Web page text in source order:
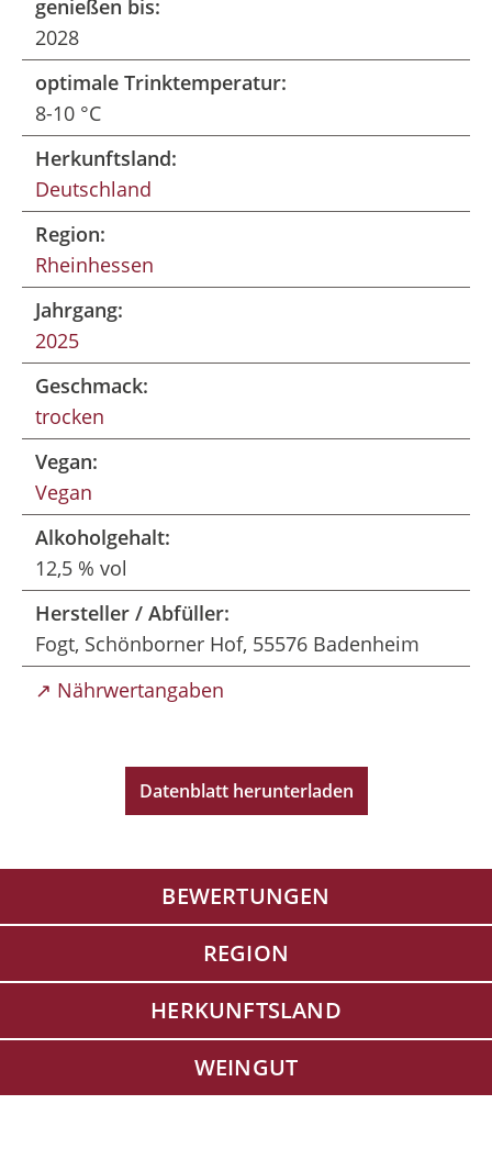
genießen bis:
2028
optimale Trinktemperatur:
8-10 °C
Herkunftsland:
Deutschland
Region:
Rheinhessen
Jahrgang:
2025
Geschmack:
trocken
Vegan:
Vegan
Alkoholgehalt:
12,5 % vol
Hersteller / Abfüller:
Fogt, Schönborner Hof, 55576 Badenheim
↗ Nährwertangaben
Datenblatt herunterladen
BEWERTUNGEN
REGION
HERKUNFTSLAND
WEINGUT